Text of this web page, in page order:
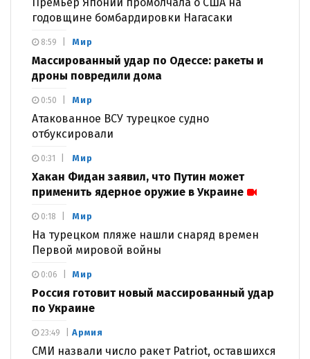
годовщине бомбардировки Нагасаки
Мир
Массированный удар по Одессе: ракеты и
дроны повредили дома
8:59
Мир
Атакованное ВСУ турецкое судно
отбуксировали
0:50
Мир
Хакан Фидан заявил, что Путин может
применить ядерное оружие в Украине
0:31
Мир
На турецком пляже нашли снаряд времен
Первой мировой войны
0:18
Мир
Россия готовит новый массированный удар
по Украине
0:06
Армия
СМИ назвали число ракет Patriot, оставшихся
23:49